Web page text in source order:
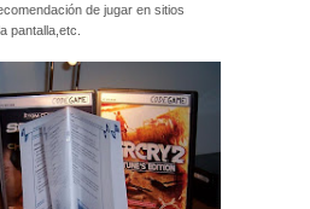
de jugar en sitios
pantalla,etc.